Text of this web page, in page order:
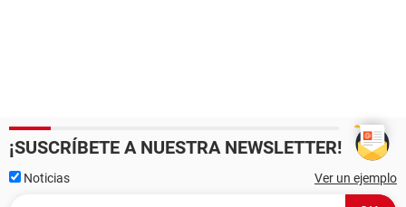
¡SUSCRÍBETE A NUESTRA NEWSLETTER!
Noticias Ver un ejemplo